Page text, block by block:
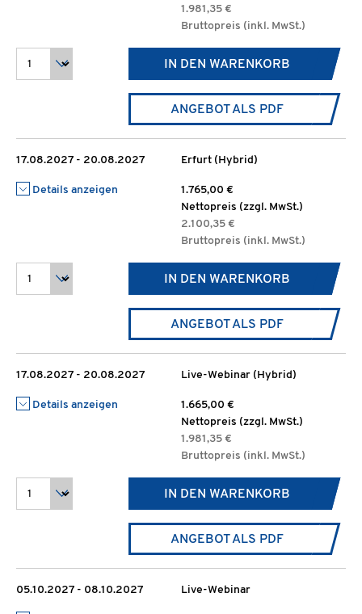
1.981,35 €
Bruttopreis (inkl. MwSt.)
IN DEN WARENKORB
ANGEBOT ALS PDF
17.08.2027 - 20.08.2027 Erfurt (Hybrid)
Details anzeigen
1.765,00 €
Nettopreis (zzgl. MwSt.)
2.100,35 €
Bruttopreis (inkl. MwSt.)
IN DEN WARENKORB
ANGEBOT ALS PDF
17.08.2027 - 20.08.2027 Live-Webinar (Hybrid)
Details anzeigen
1.665,00 €
Nettopreis (zzgl. MwSt.)
1.981,35 €
Bruttopreis (inkl. MwSt.)
IN DEN WARENKORB
ANGEBOT ALS PDF
05.10.2027 - 08.10.2027 Live-Webinar